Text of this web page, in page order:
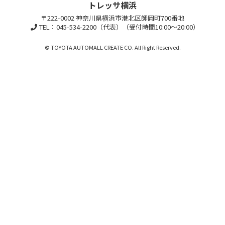
トレッサ横浜
〒222-0002 神奈川県横浜市港北区師岡町700番地
TEL：045-534-2200（代表）（受付時間10:00～20:00）
© TOYOTA AUTOMALL CREATE CO. All Right Reserved.